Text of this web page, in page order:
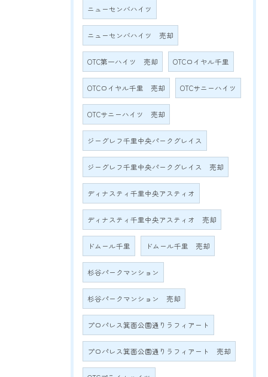
ニューセンバハイツ
ニューセンバハイツ 売却
OTC第一ハイツ 売却 OTCロイヤル千里
OTCロイヤル千里 売却 OTCサニーハイツ
OTCサニーハイツ 売却
ジーグレフ千里中央パークグレイス
ジーグレフ千里中央パークグレイス 売却
ディナスティ千里中央アスティオ
ディナスティ千里中央アスティオ 売却
ドムール千里 ドムール千里 売却
杉谷パークマンション
杉谷パークマンション 売却
プロパレス箕面公園通りラフィアート
プロパレス箕面公園通りラフィアート 売却